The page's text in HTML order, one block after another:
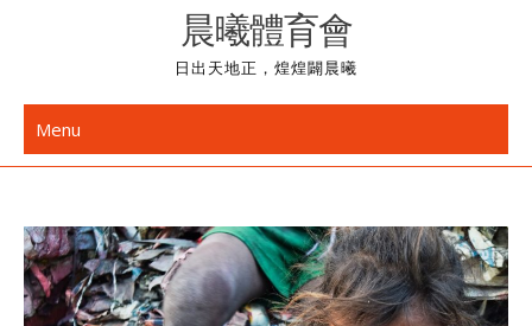
晨曦體育會
日出天地正，煌煌闢晨曦
Menu